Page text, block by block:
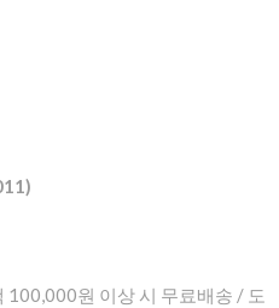
100,000원 이상 시 무료배송 / 도